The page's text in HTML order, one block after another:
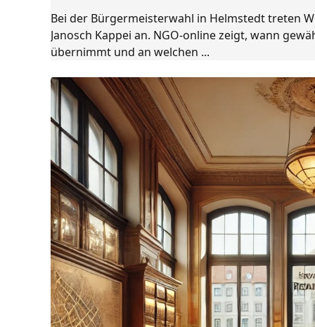
Bei der Bürgermeisterwahl in Helmstedt treten
Janosch Kappei an. NGO-online zeigt, wann
übernimmt und an welchen ...